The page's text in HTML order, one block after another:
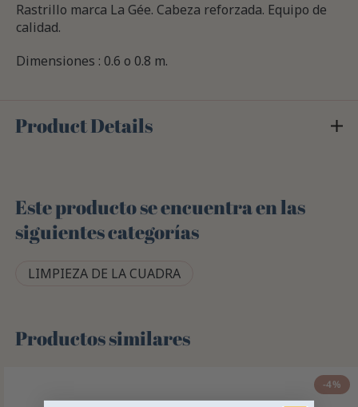
Rastrillo marca La Gée. Cabeza reforzada. Equipo de
calidad.
Dimensiones : 0.6 o 0.8 m.
Product Details
Este producto se encuentra en las
siguientes categorías
LIMPIEZA DE LA CUADRA
Productos similares
-4%